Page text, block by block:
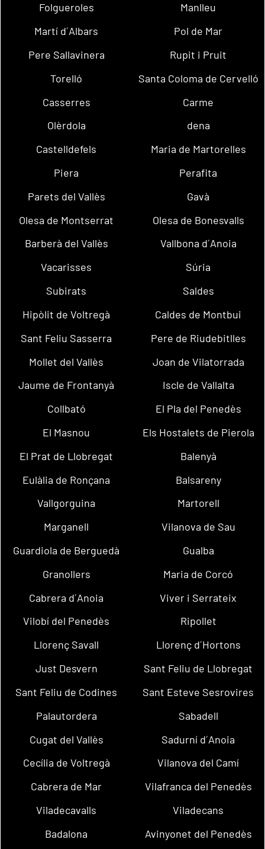
Folgueroles
Manlleu
Martí d´Albars
Pol de Mar
Pere Sallavinera
Rupit i Pruit
Torelló
Santa Coloma de Cervelló
Casserres
Carme
Olèrdola
dena
Castelldefels
Maria de Martorelles
Piera
Perafita
Parets del Vallès
Gavà
Olesa de Montserrat
Olesa de Bonesvalls
Barberà del Vallès
Vallbona d´Anoia
Vacarisses
Súria
Subirats
Saldes
Hipòlit de Voltregà
Caldes de Montbui
Sant Feliu Sasserra
Pere de Riudebitlles
Mollet del Vallès
Joan de Vilatorrada
Jaume de Frontanyà
Iscle de Vallalta
Collbató
El Pla del Penedès
El Masnou
Els Hostalets de Pierola
El Prat de Llobregat
Balenyà
Eulàlia de Ronçana
Balsareny
Vallgorguina
Martorell
Marganell
Vilanova de Sau
Guardiola de Berguedà
Gualba
Granollers
Maria de Corcó
Cabrera d´Anoia
Viver i Serrateix
Vilobí del Penedès
Ripollet
Llorenç Savall
Llorenç d´Hortons
Just Desvern
Sant Feliu de Llobregat
Sant Feliu de Codines
Sant Esteve Sesrovires
Palautordera
Sabadell
Cugat del Vallès
Sadurní d´Anoia
Cecília de Voltregà
Vilanova del Camí
Cabrera de Mar
Vilafranca del Penedès
Viladecavalls
Viladecans
Badalona
Avinyonet del Penedès